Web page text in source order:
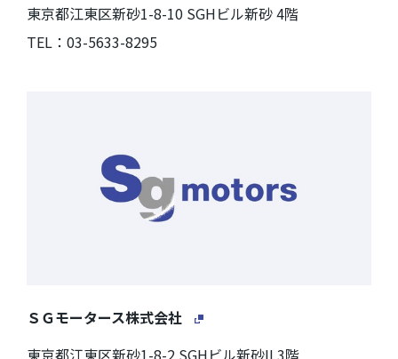
東京都江東区新砂1-8-10 SGHビル新砂 4階
TEL：03-5633-8295
ＳＧモータース株式会社